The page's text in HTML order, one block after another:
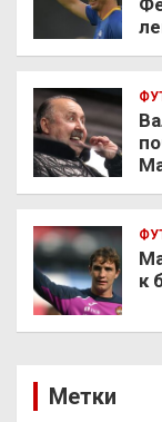
к
Метки